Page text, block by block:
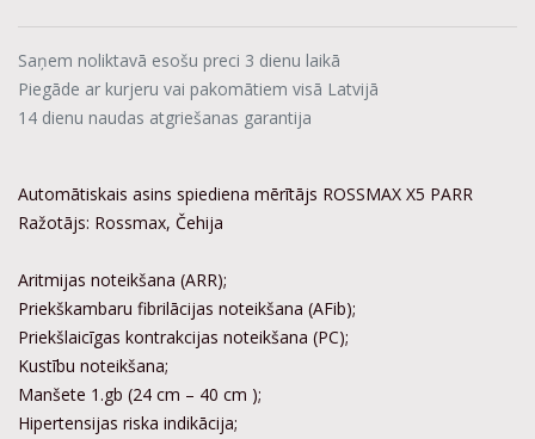
Saņem noliktavā esošu preci 3 dienu laikā
Piegāde ar kurjeru vai pakomātiem visā Latvijā
14 dienu naudas atgriešanas garantija
Automātiskais asins spiediena mērītājs ROSSMAX X5 PARR
Ražotājs: Rossmax, Čehija
Aritmijas noteikšana (ARR);
Priekškambaru fibrilācijas noteikšana (AFib);
Priekšlaicīgas kontrakcijas noteikšana (PC);
Kustību noteikšana;
Manšete 1.gb (24 cm – 40 cm );
Hipertensijas riska indikācija;